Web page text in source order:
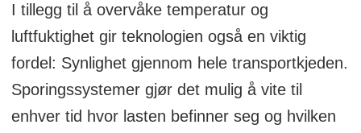
I tillegg til å overvåke temperatur og
luftfuktighet gir teknologien også en viktig
fordel: Synlighet gjennom hele transportkjeden.
Sporingssystemer gjør det mulig å vite til
enhver tid hvor lasten befinner seg og hvilken